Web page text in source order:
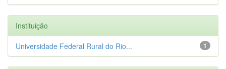
Instituição
1
Universidade Federal Rural do Rio...